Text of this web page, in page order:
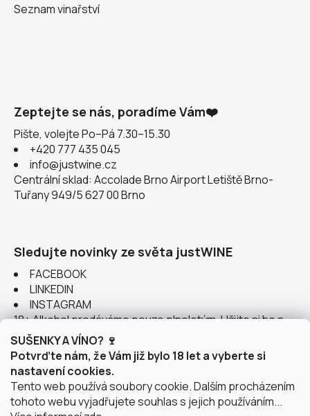
SUŠENKY A VÍNO? 🍷
Potvrďte nám, že Vám již bylo 18 let a vyberte si
nastavení cookies.
Tento web používá soubory cookie. Dalším procházením
tohoto webu vyjadřujete souhlas s jejich používáním...
Seznam vinařství
Zeptejte se nás, poradíme Vám❤️
Pište, volejte Po–Pá 7.30–15.30
+420 777 435 045
info@justwine.cz
Centrální sklad: Accolade Brno Airport Letiště Brno-
Tuřany 949/5 627 00 Brno
Sledujte novinky ze světa justWINE
FACEBOOK
LINKEDIN
INSTAGRAM
18+ Alkohol prodáváme pouze plnoletým. Užijte si ho s
rozumem.
Instagram